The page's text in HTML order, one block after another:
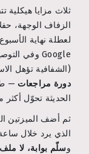
ثلاث مزايا
الزفاف الوجهة،
لعطلة نهاية
Google وفي التوصيات الشفهية)،
(الشفافية تؤهل
دورة مراجعات —
الحديثة تحوّل
ثم أضف الميزتين
الذي يرد خلال
وسلّم بوابة، لا ملف PDF